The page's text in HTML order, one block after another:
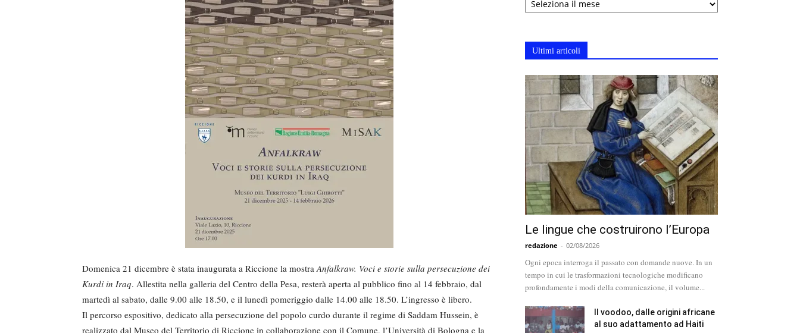
Domenica 21 dicembre è stata inaugurata a Riccione la mostra Anfalkraw. Voci e storie sulla persecuzione dei
Kurdi in Iraq. Allestita nella galleria del Centro della Pesa, resterà aperta al pubblico fino al 14 febbraio, dal
martedì al sabato, dalle 9.00 alle 18.50, e il lunedì pomeriggio dalle 14.00 alle 18.50. L’ingresso è libero.
Il percorso espositivo, dedicato alla persecuzione del popolo curdo durante il regime di Saddam Hussein, è
realizzato dal Museo del Territorio di Riccione in collaborazione con il Comune, l’Università di Bologna e la
Ultimi articoli
Le lingue che costruirono l’Europa
redazione - 02/08/2026
Ogni epoca interroga il passato con domande nuove. In un
tempo in cui le trasformazioni tecnologiche modificano
profondamente i modi della comunicazione, il volume...
Il voodoo, dalle origini africane
al suo adattamento ad Haiti